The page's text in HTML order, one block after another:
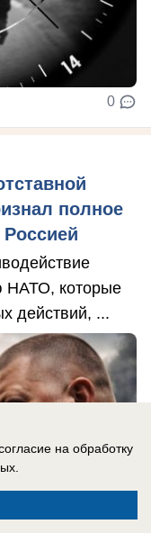
0
полное
НАТО, которые
действий, ...
на обработку